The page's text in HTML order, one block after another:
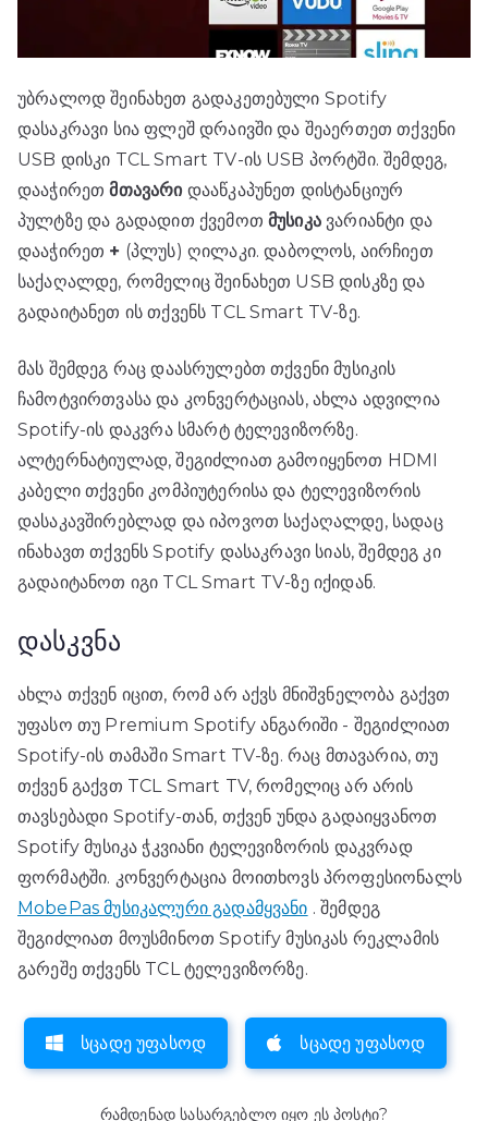
უბრალოდ შეინახეთ გადაკეთებული Spotify
დასაკრავი სია ფლეშ დრაივში და შეაერთეთ თქვენი
USB დისკი TCL Smart TV-ის USB პორტში. შემდეგ,
დააჭირეთმთავარიდააწკაპუნეთ დისტანციურ
პულტზე და გადადით ქვემოთ მუსიკავარიანტი და
დააჭირეთ + (პლუს) ღილაკი. დაბოლოს, აირჩიეთ
საქაღალდე, რომელიც შეინახეთ USB დისკზე და
გადაიტანეთ ის თქვენს TCL Smart TV-ზე.
მას შემდეგ რაც დაასრულებთ თქვენი მუსიკის
ჩამოტვირთვასა და კონვერტაციას, ახლა ადვილია
Spotify-ის დაკვრა სმარტ ტელევიზორზე.
ალტერნატიულად, შეგიძლიათ გამოიყენოთ HDMI
კაბელი თქვენი კომპიუტერისა და ტელევიზორის
დასაკავშირებლად და იპოვოთ საქაღალდე, სადაც
ინახავთ თქვენს Spotify დასაკრავი სიას, შემდეგ კი
გადაიტანოთ იგი TCL Smart TV-ზე იქიდან.
დასკვნა
ახლა თქვენ იცით, რომ არ აქვს მნიშვნელობა გაქვთ
უფასო თუ Premium Spotify ანგარიში - შეგიძლიათ
Spotify-ის თამაში Smart TV-ზე. რაც მთავარია, თუ
თქვენ გაქვთ TCL Smart TV, რომელიც არ არის
თავსებადი Spotify-თან, თქვენ უნდა გადაიყვანოთ
Spotify მუსიკა ჭკვიანი ტელევიზორის დაკვრად
ფორმატში. კონვერტაცია მოითხოვს პროფესიონალს
MobePas მუსიკალური გადამყვანი . შემდეგ
შეგიძლიათ მოუსმინოთ Spotify მუსიკას რეკლამის
გარეშე თქვენს TCL ტელევიზორზე.
სცადე უფასოდ სცადე უფასოდ
რამდენად სასარგებლო იყო ეს პოსტი?